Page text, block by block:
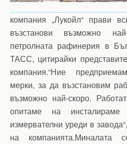
компания „Лукойл“ прави
възстанови възможно
петролната рафинерия в
ТАСС, цитирайки
компания.“Ние
мерки, за да възстановим
възможно най-скоро.
опитаме на инсталираме
измервателни уреди в
на компанията.Миналата